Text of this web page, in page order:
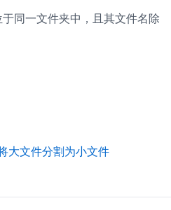
同一文件夹中，且其文件名除
大文件分割为小文件